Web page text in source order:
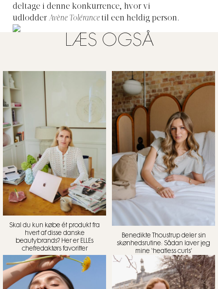
deltage i denne konkurrence, hvor vi
udlodder Avène Tolérancetil een heldig person.
LÆS OGSÅ
Skal du kun købe ét produkt fra
hvert af disse danske
beautybrands? Her er ELLEs
chefredaktørs favoritter
Benedikte Thoustrup deler sin
skønhedsrutine: Sådan laver jeg
mine ‘heatless curls’